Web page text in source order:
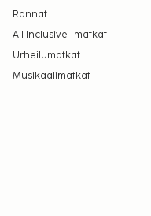
Rannat
All Inclusive -matkat
Urheilumatkat
Musikaalimatkat